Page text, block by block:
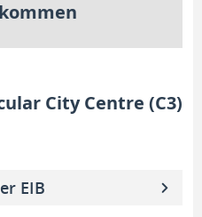
City Centre (C3)
EIB